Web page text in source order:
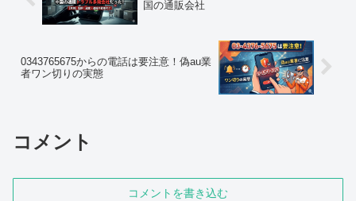
国の通販会社
0343765675からの電話は要注意！偽au業
者ワン切りの実態
コメント
コメントを書き込む